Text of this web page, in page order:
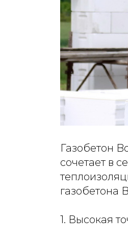
Газобетон
сочетает в
газобетона
1. Высокая